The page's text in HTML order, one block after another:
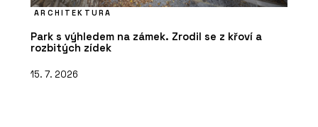
ARCHITEKTURA
Park s výhledem na zámek. Zrodil se z křoví a
rozbitých zídek
15. 7. 2026